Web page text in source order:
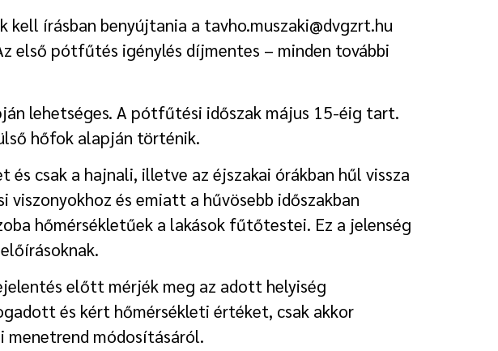
írásban benyújtania a tavho.muszaki@dvgzrt.hu
első pótfűtés igénylés díjmentes – minden további
lehetséges. A pótfűtési időszak május 15-éig tart.
hőfok alapján történik.
és csak a hajnali, illetve az éjszakai órákban hűl vissza
viszonyokhoz és emiatt a hűvösebb időszakban
hőmérsékletűek a lakások fűtőtestei. Ez a jelenség
előtt mérjék meg az adott helyiség
és kért hőmérsékleti értéket, csak akkor
menetrend módosításáról.